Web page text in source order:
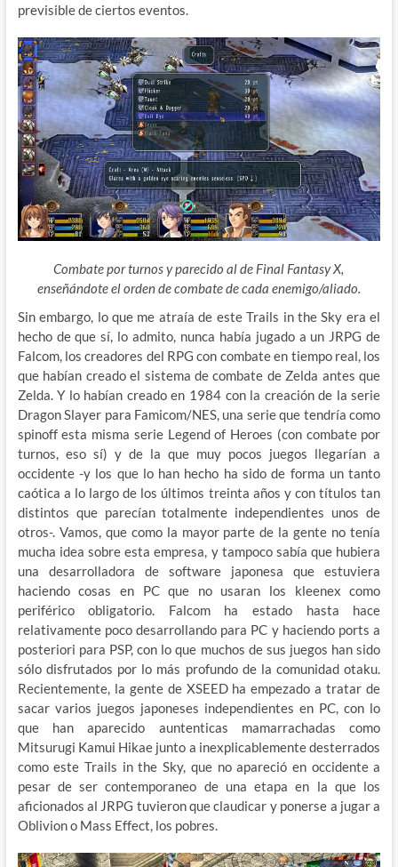
previsible de ciertos eventos.
Combate por turnos y parecido al de Final Fantasy X,
enseñándote el orden de combate de cada enemigo/aliado.
Sin embargo, lo que me atraía de este Trails in the Sky era el
hecho de que sí, lo admito, nunca había jugado a un JRPG de
Falcom, los creadores del RPG con combate en tiempo real, los
que habían creado el sistema de combate de Zelda antes que
Zelda. Y lo habían creado en 1984 con la creación de la serie
Dragon Slayer para Famicom/NES, una serie que tendría como
spinoff esta misma serie Legend of Heroes (con combate por
turnos, eso sí) y de la que muy pocos juegos llegarían a
occidente -y los que lo han hecho ha sido de forma un tanto
caótica a lo largo de los últimos treinta años y con títulos tan
distintos que parecían totalmente independientes unos de
otros-. Vamos, que como la mayor parte de la gente no tenía
mucha idea sobre esta empresa, y tampoco sabía que hubiera
una desarrolladora de software japonesa que estuviera
haciendo cosas en PC que no usaran los kleenex como
periférico obligatorio. Falcom ha estado hasta hace
relativamente poco desarrollando para PC y haciendo ports a
posteriori para PSP, con lo que muchos de sus juegos han sido
sólo disfrutados por lo más profundo de la comunidad otaku.
Recientemente, la gente de XSEED ha empezado a tratar de
sacar varios juegos japoneses independientes en PC, con lo
que han aparecido auntenticas mamarrachadas como
Mitsurugi Kamui Hikae junto a inexplicablemente desterrados
como este Trails in the Sky, que no apareció en occidente a
pesar de ser contemporaneo de una etapa en la que los
aficionados al JRPG tuvieron que claudicar y ponerse a jugar a
Oblivion o Mass Effect, los pobres.